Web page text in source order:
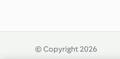
© Copyright 2026